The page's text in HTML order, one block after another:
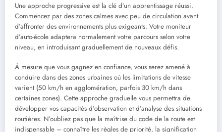
Une approche progressive est la clé d’un apprentissage réussi.
Commencez par des zones calmes avec peu de circulation avant
d’affronter des environnements plus exigeants. Votre moniteur
d’auto-école adaptera normalement votre parcours selon votre
niveau, en introduisant graduellement de nouveaux défis.
À mesure que vous gagnez en confiance, vous serez amené à
conduire dans des zones urbaines où les limitations de vitesse
varient (50 km/h en agglomération, parfois 30 km/h dans
certaines zones). Cette approche graduelle vous permettra de
développer vos capacités d’observation et d’analyse des situations
routières. N’oubliez pas que la maîtrise du code de la route est
indispensable – connaître les règles de priorité, la signification